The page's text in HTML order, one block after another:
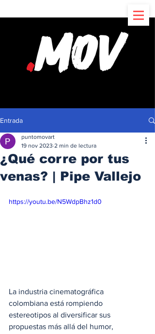
Entrada
¿Qué corre por tus
venas? | Pipe Vallejo
puntomovart
19 nov 2023 2 min de lectura
https://youtu.be/N5WdpBhz1d0
La industria cinematográfica
colombiana está rompiendo
estereotipos al diversificar sus
propuestas más allá del humor,